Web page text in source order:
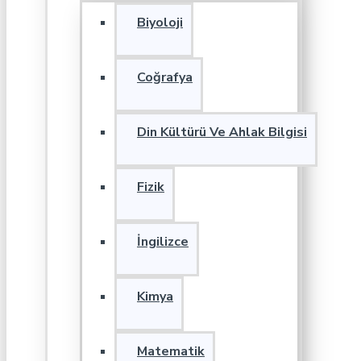
Biyoloji
Coğrafya
Din Kültürü Ve Ahlak Bilgisi
Fizik
İngilizce
Kimya
Matematik